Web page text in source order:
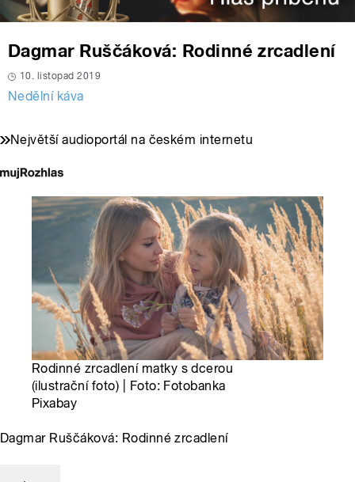
Dagmar Ruščáková: Rodinné zrcadlení
10. listopad 2019
Nedělní káva
Největší audioportál na českém internetu
Rodinné zrcadlení matky s dcerou
(ilustrační foto) | Foto: Fotobanka
Pixabay
Dagmar Ruščáková: Rodinné zrcadlení